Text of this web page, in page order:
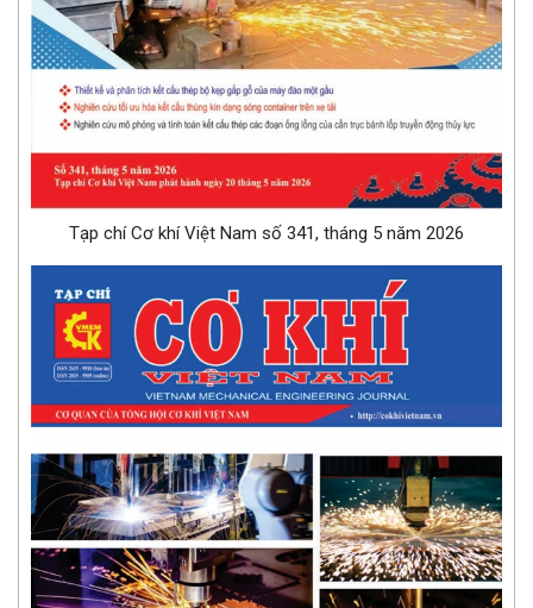
Tạp chí Cơ khí Việt Nam số 341, tháng 5 năm 2026